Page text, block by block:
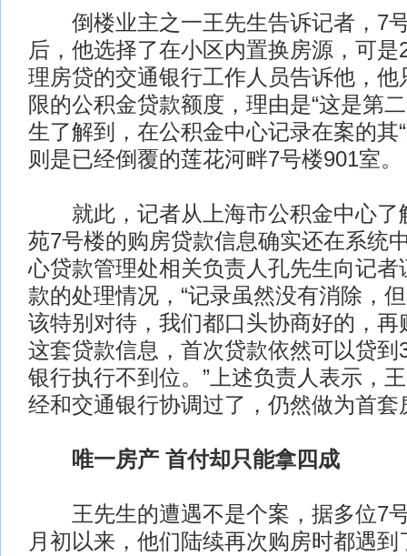
倒楼业主之一王先生告诉记者，7
后，他选择了在小区内置换房源，可是
理房贷的交通银行工作人员告诉他，他
限的公积金贷款额度，理由是“这是第
生了解到，在公积金中心记录在案的其
则是已经倒覆的莲花河畔7号楼901室。
就此，记者从上海市公积金中心了
苑7号楼的购房贷款信息确实还在系统
心贷款管理处相关负责人孔先生向记者
款的处理情况，“记录虽然没有消除，
该特别对待，我们都口头协商好的，再
这套贷款信息，首次贷款依然可以贷到
银行执行不到位。”上述负责人表示，
经和交通银行协调过了，仍然做为首套
唯一房产 首付却只能拿四成
王先生的遭遇不是个案，据多位7
月初以来，他们陆续再次购房时都遇